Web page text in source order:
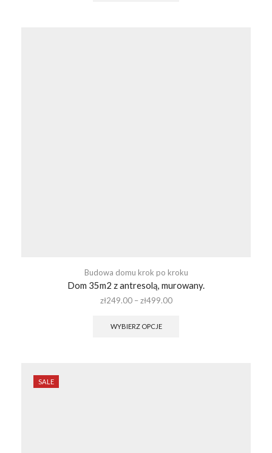
Budowa domu krok po kroku
Dom 35m2 z antresolą, murowany.
zł249.00 – zł499.00
WYBIERZ OPCJE
SALE